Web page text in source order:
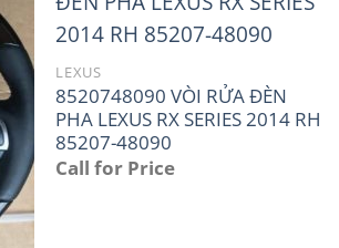
LEXUS
8520748090 VÒI RỬA ĐÈN
PHA LEXUS RX SERIES 2014 RH
85207-48090
Call for Price